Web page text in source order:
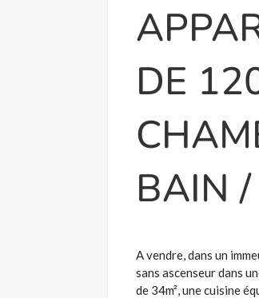
DE
BAIN
A vendre, dans un
sans ascenseur dans
de 34m², une cuisine